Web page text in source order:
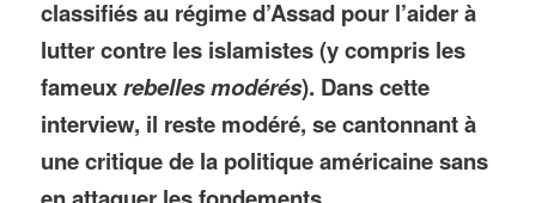
classifiés au régime d’Assad pour l’aider à
lutter contre les islamistes (y compris les
fameuxrebelles modérés). Dans cette
interview, il reste modéré, se cantonnant à
une critique de la politique américaine sans